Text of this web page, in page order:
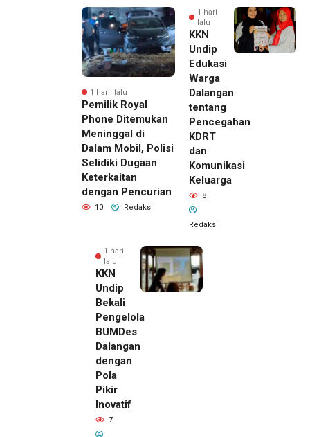
1 hari lalu
Pemilik Royal
Phone Ditemukan
Meninggal di
Dalam Mobil, Polisi
Selidiki Dugaan
Keterkaitan
dengan Pencurian
10 Redaksi
1 hari
lalu
KKN
Undip
Edukasi
Warga
Dalangan
tentang
Pencegahan
KDRT
dan
Komunikasi
Keluarga
8
Redaksi
1 hari
lalu
KKN
Undip
Bekali
Pengelola
BUMDes
Dalangan
dengan
Pola
Pikir
Inovatif
7
1 hari lalu
Pemilik